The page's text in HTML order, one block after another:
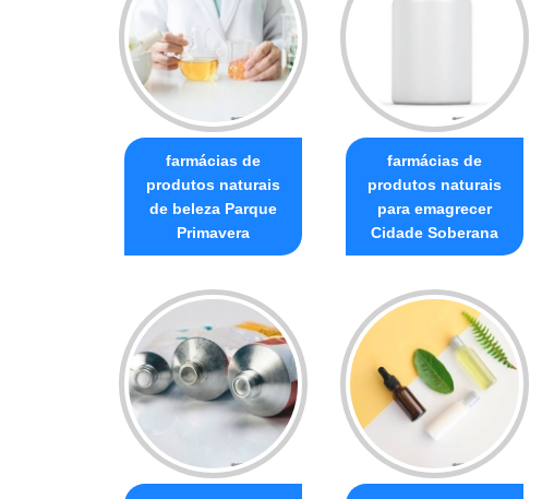
farmácias de
produtos naturais
de beleza Parque
Primavera
farmácias de
produtos naturais
para emagrecer
Cidade Soberana